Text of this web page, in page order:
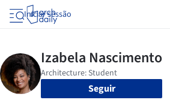
Iniciar sessão
Seguir